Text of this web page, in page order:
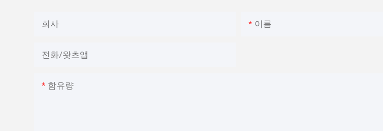
회사 이름
전화/왓츠앱
함유량